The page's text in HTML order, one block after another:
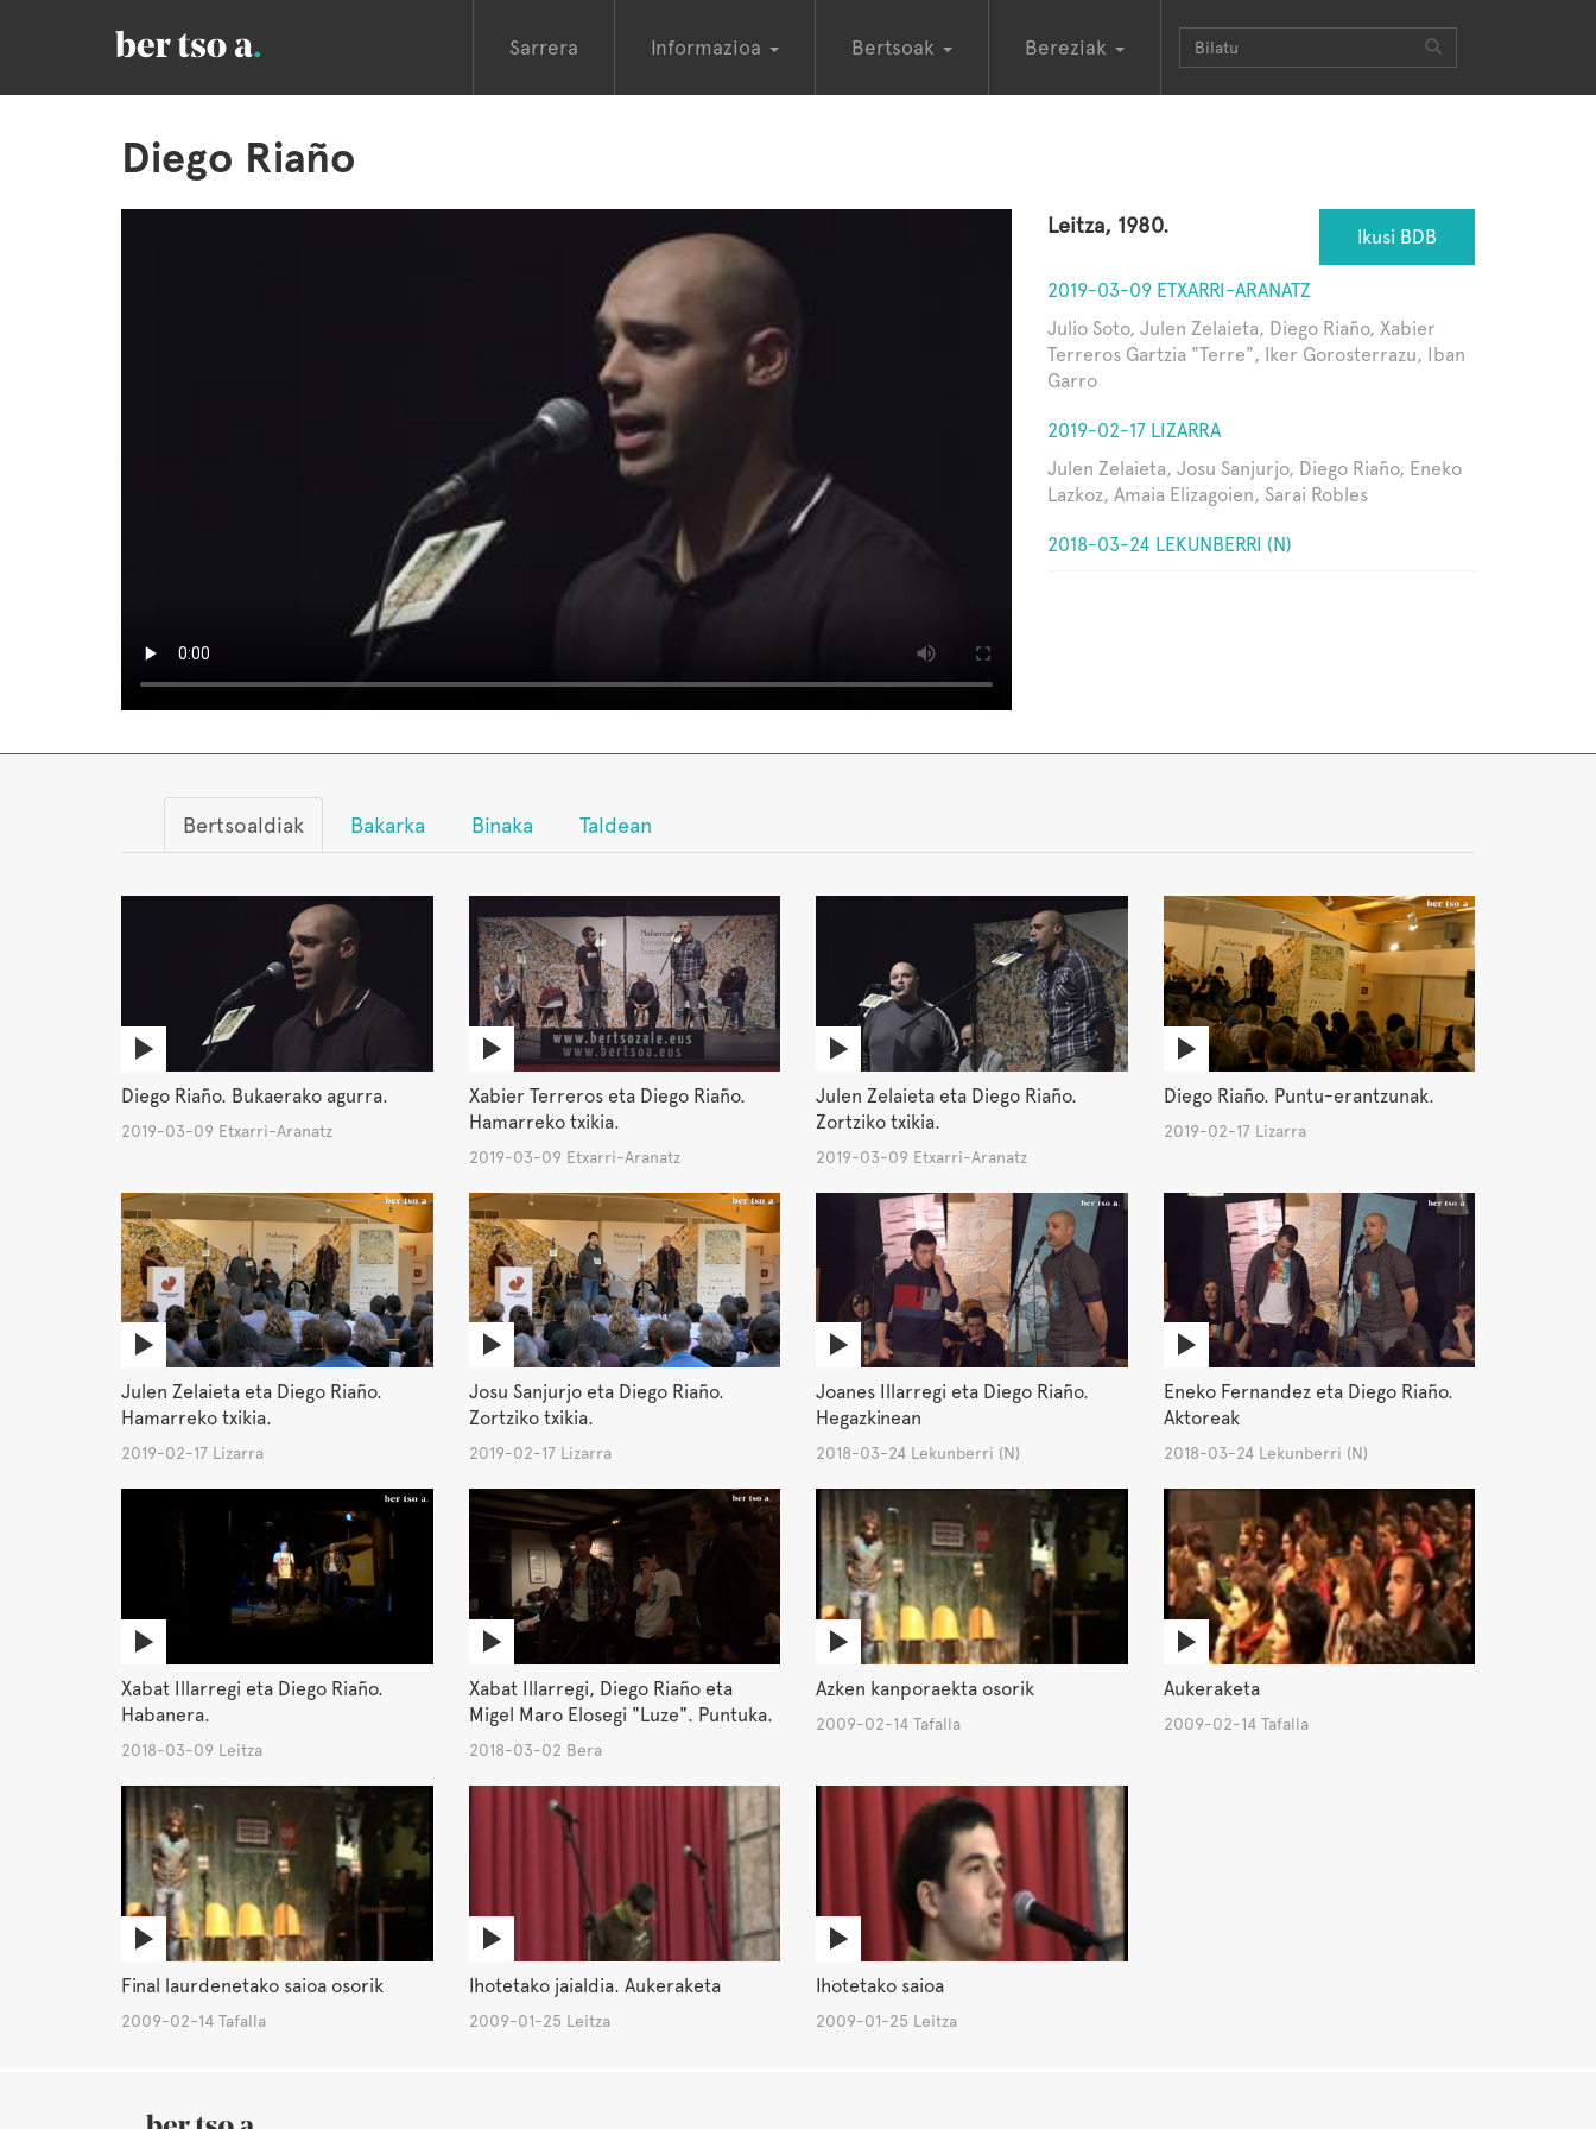
Sarrera Informazioa Bertsoak Bereziak
Diego Riaño
Leitza, 1980. Ikusi BDB
2019-03-09 ETXARRI-ARANATZ
Julio Soto, Julen Zelaieta, Diego Riaño, Xabier
Terreros Gartzia "Terre", Iker Gorosterrazu, Iban
Garro
2019-02-17 LIZARRA
Julen Zelaieta, Josu Sanjurjo, Diego Riaño, Eneko
Lazkoz, Amaia Elizagoien, Sarai Robles
2018-03-24 LEKUNBERRI (N)
Bertsoaldiak Bakarka Binaka Taldean
Diego Riaño. Bukaerako agurra.
2019-03-09 Etxarri-Aranatz
Xabier Terreros eta Diego Riaño.
Hamarreko txikia.
2019-03-09 Etxarri-Aranatz
Julen Zelaieta eta Diego Riaño.
Zortziko txikia.
2019-03-09 Etxarri-Aranatz
Diego Riaño. Puntu-erantzunak.
2019-02-17 Lizarra
Julen Zelaieta eta Diego Riaño.
Hamarreko txikia.
2019-02-17 Lizarra
Josu Sanjurjo eta Diego Riaño.
Zortziko txikia.
2019-02-17 Lizarra
Joanes Illarregi eta Diego Riaño.
Hegazkinean
2018-03-24 Lekunberri (N)
Eneko Fernandez eta Diego Riaño.
Aktoreak
2018-03-24 Lekunberri (N)
Xabat Illarregi eta Diego Riaño.
Habanera.
2018-03-09 Leitza
Xabat Illarregi, Diego Riaño eta
Migel Maro Elosegi "Luze". Puntuka.
2018-03-02 Bera
Azken kanporaekta osorik
2009-02-14 Tafalla
Aukeraketa
2009-02-14 Tafalla
Final laurdenetako saioa osorik
2009-02-14 Tafalla
Ihotetako jaialdia. Aukeraketa
2009-01-25 Leitza
Ihotetako saioa
2009-01-25 Leitza